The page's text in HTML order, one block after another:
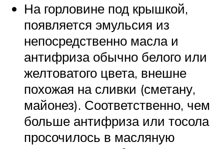
На горловине под крышкой,
появляется эмульсия из
непосредственно масла и
антифриза обычно белого или
желтоватого цвета, внешне
похожая на сливки (сметану,
майонез). Соответственно, чем
больше антифриза или тосола
просочилось в масляную